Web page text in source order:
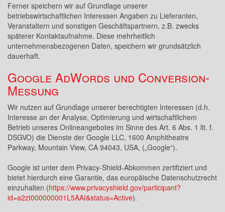
Ferner speichern wir auf Grundlage unserer
betriebswirtschaftlichen Interessen Angaben zu Lieferanten,
Veranstaltern und sonstigen Geschäftspartnern, z.B. zwecks
späterer Kontaktaufnahme. Diese mehrheitlich
unternehmensbezogenen Daten, speichern wir grundsätzlich
dauerhaft.
Google AdWords und Conversion-
Messung
Wir nutzen auf Grundlage unserer berechtigten Interessen (d.h.
Interesse an der Analyse, Optimierung und wirtschaftlichem
Betrieb unseres Onlineangebotes im Sinne des Art. 6 Abs. 1 lit. f.
DSGVO) die Dienste der Google LLC, 1600 Amphitheatre
Parkway, Mountain View, CA 94043, USA, („Google“).
Google ist unter dem Privacy-Shield-Abkommen zertifiziert und
bietet hierdurch eine Garantie, das europäische Datenschutzrecht
einzuhalten (https://www.privacyshield.gov/participant?
id=a2zt000000001L5AAI&status=Active).